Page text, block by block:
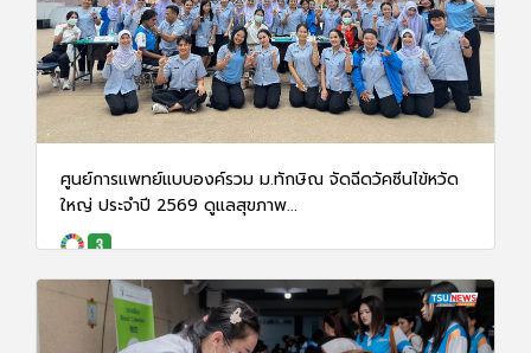
ศูนย์การแพทย์แบบองค์รวม ม.ทักษิณ จัดฉีดวัคซีนไข้หวัด
ใหญ่ ประจำปี 2569 ดูแลสุขภาพ...
29 ก.ค. 69 84